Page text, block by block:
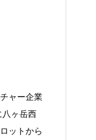
ャー企業
八ヶ岳西
ットから